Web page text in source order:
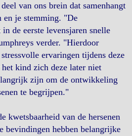
van ons brein dat samenhangt
en je stemming. "De
de eerste levensjaren snelle
verder. "Hierdoor
ervaringen tijdens deze
kind zich deze later niet
zijn om de ontwikkeling
te begrijpen."
kwetsbaarheid van de hersenen
bevindingen hebben belangrijke